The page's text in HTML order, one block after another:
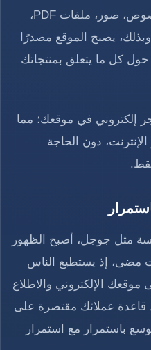
تضمين جميع أنواع المحتوى (نصوص، صور، ملفات PDF،
يصبح الموقع مصدرًا
حول كل ما يتعلق بمنتجاتك
إلكتروني في موقعك؛ مما
دون الحاجة
مثل جوجل، أصبح الظهور
مضى، إذ يستطيع الناس
موقعك الإلكتروني والاطلاع
قاعدة عملائك مقتصرة على
باستمرار مع استمرار